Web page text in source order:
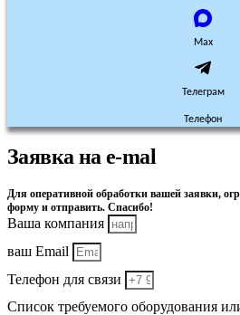
Max
Телеграм
Телефон
Заявка на e-mal
Для оперативной обработки вашей заявки,
форму и отправить. Спасибо!
Ваша компания
ваш Email
Телефон для связи
Список требуемого оборудования